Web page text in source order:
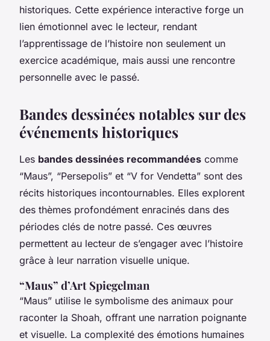
historiques. Cette expérience interactive forge un
lien émotionnel avec le lecteur, rendant
l’apprentissage de l’histoire non seulement un
exercice académique, mais aussi une rencontre
personnelle avec le passé.
Bandes dessinées notables sur des
événements historiques
Les bandes dessinées recommandées comme
“Maus”, “Persepolis” et “V for Vendetta” sont des
récits historiques incontournables. Elles explorent
des thèmes profondément enracinés dans des
périodes clés de notre passé. Ces œuvres
permettent au lecteur de s’engager avec l’histoire
grâce à leur narration visuelle unique.
“Maus” d’Art Spiegelman
“Maus” utilise le symbolisme des animaux pour
raconter la Shoah, offrant une narration poignante
et visuelle. La complexité des émotions humaines